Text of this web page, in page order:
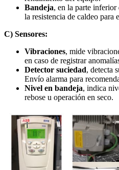
Bandeja, en la parte inferior
la resistencia de caldeo para
C) Sensores:
Vibraciones, mide
en caso de registrar
Detector suciedad, detecta
Envío alarma para
Nivel en bandeja, indica
rebose u operación en seco.